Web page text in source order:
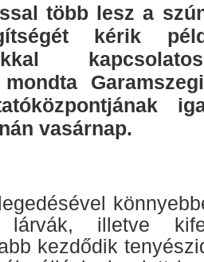
több lesz a
kérik
vasárnap.
lárvák, illetve
kezdődik